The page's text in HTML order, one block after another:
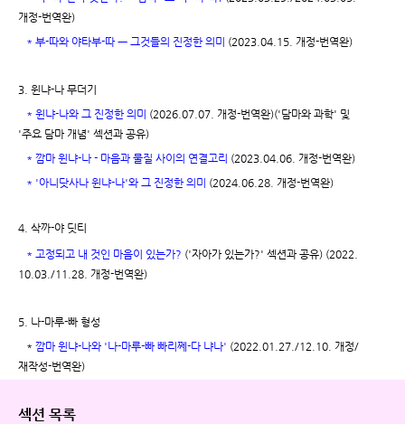
개정-번역완)
* 부-따와 야타부-따 ㅡ 그것들의 진정한 의미 (2023.04.15. 개정-번역완)
3. 윈냐-나 무더기
* 윈냐-나와 그 진정한 의미 (2026.07.07. 개정-번역완)('담마와 과학' 및
'주요 담마 개념' 섹션과 공유)
* 깜마 윈냐-나 - 마음과 물질 사이의 연결고리 (2023.04.06. 개정-번역완)
* '아니닷사나 윈냐-나'와 그 진정한 의미 (2024.06.28. 개정-번역완)
4. 삭까-야 딧티
* 고정되고 내 것인 마음이 있는가? ('자아가 있는가?' 섹션과 공유) (2022.
10.03./11.28. 개정-번역완)
5. 나-마루-빠 형성
* 깜마 윈냐-나와 '나-마루-빠 빠리쩨-다 냐나' (2022.01.27./12.10. 개정/
재작성-번역완)
섹션 목록